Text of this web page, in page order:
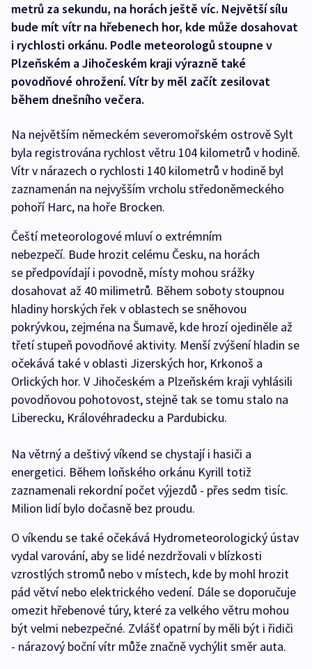
metrů za sekundu, na horách ještě víc. Největší sílu
bude mít vítr na hřebenech hor, kde může dosahovat
i rychlosti orkánu. Podle meteorologů stoupne v
Plzeňském a Jihočeském kraji výrazně také
povodňové ohrožení. Vítr by měl začít zesilovat
během dnešního večera.
Na největším německém severomořském ostrově Sylt
byla registrována rychlost větru 104 kilometrů v hodině.
Vítr v nárazech o rychlosti 140 kilometrů v hodině byl
zaznamenán na nejvyšším vrcholu středoněmeckého
pohoří Harc, na hoře Brocken.
Čeští meteorologové mluví o extrémním
nebezpečí. Bude hrozit celému Česku, na horách
se předpovídají i povodně, místy mohou srážky
dosahovat až 40 milimetrů. Během soboty stoupnou
hladiny horských řek v oblastech se sněhovou
pokrývkou, zejména na Šumavě, kde hrozí ojediněle až
třetí stupeň povodňové aktivity. Menší zvýšení hladin se
očekává také v oblasti Jizerských hor, Krkonoš a
Orlických hor. V Jihočeském a Plzeňském kraji vyhlásili
povodňovou pohotovost, stejně tak se tomu stalo na
Liberecku, Královéhradecku a Pardubicku.
Na větrný a deštivý víkend se chystají i hasiči a
energetici. Během loňského orkánu Kyrill totiž
zaznamenali rekordní počet výjezdů - přes sedm tisíc.
Milion lidí bylo dočasně bez proudu.
O víkendu se také očekává Hydrometeorologický ústav
vydal varování, aby se lidé nezdržovali v blízkosti
vzrostlých stromů nebo v místech, kde by mohl hrozit
pád větví nebo elektrického vedení. Dále se doporučuje
omezit hřebenové túry, které za velkého větru mohou
být velmi nebezpečné. Zvlášť opatrní by měli být i řidiči
- nárazový boční vítr může značně vychýlit směr auta.